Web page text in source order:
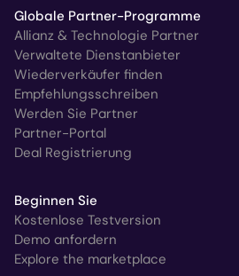
Globale Partner-Programme
Allianz & Technologie Partner
Verwaltete Dienstanbieter
Wiederverkäufer finden
Empfehlungsschreiben
Werden Sie Partner
Partner-Portal
Deal Registrierung
Beginnen Sie
Kostenlose Testversion
Demo anfordern
Explore the marketplace